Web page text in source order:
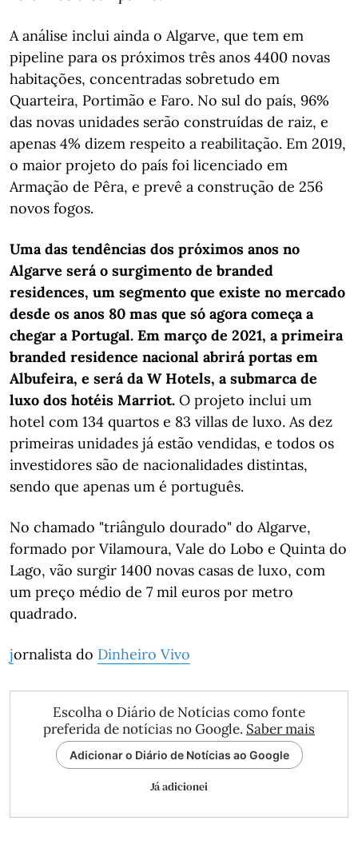
A análise inclui ainda o Algarve, que tem em
pipeline para os próximos três anos 4400 novas
habitações, concentradas sobretudo em
Quarteira, Portimão e Faro. No sul do país, 96%
das novas unidades serão construídas de raiz, e
apenas 4% dizem respeito a reabilitação. Em 2019,
o maior projeto do país foi licenciado em
Armação de Pêra, e prevê a construção de 256
novos fogos.
Uma das tendências dos próximos anos no
Algarve será o surgimento de branded
residences, um segmento que existe no mercado
desde os anos 80 mas que só agora começa a
chegar a Portugal. Em março de 2021, a primeira
branded residence nacional abrirá portas em
Albufeira, e será da W Hotels, a submarca de
luxo dos hotéis Marriot. O projeto inclui um
hotel com 134 quartos e 83 villas de luxo. As dez
primeiras unidades já estão vendidas, e todos os
investidores são de nacionalidades distintas,
sendo que apenas um é português.
No chamado "triângulo dourado" do Algarve,
formado por Vilamoura, Vale do Lobo e Quinta do
Lago, vão surgir 1400 novas casas de luxo, com
um preço médio de 7 mil euros por metro
quadrado.
jornalista do Dinheiro Vivo
Escolha o Diário de Notícias como fonte
preferida de notícias no Google. Saber mais
Adicionar o Diário de Notícias ao Google
Já adicionei